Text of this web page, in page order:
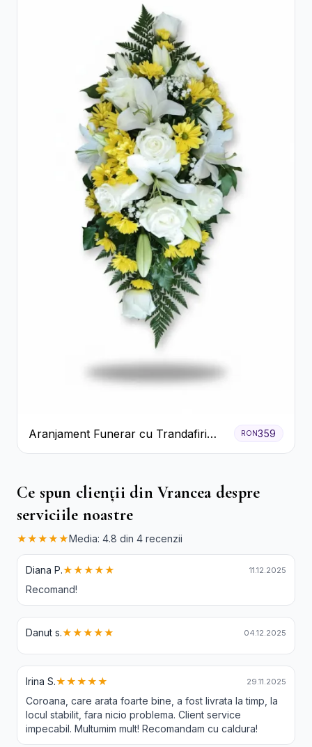
Aranjament Funerar cu Trandafiri
Albi Crizanteme Galbene și Crini
RON359
Ce spun clienții din Vrancea despre
serviciile noastre
★★★★★ Media: 4.8 din 4 recenzii
Diana P.★★★★★ 11.12.2025
Recomand!
Danut s.★★★★★ 04.12.2025
Irina S.★★★★★ 29.11.2025
Coroana, care arata foarte bine, a fost livrata la timp, la
locul stabilit, fara nicio problema. Client service
impecabil. Multumim mult! Recomandam cu caldura!